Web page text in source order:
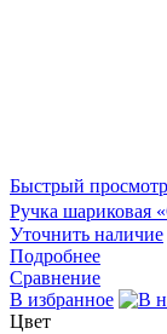
Быстрый просмотр
Ручка шариковая
Уточнить наличие
Подробнее
Сравнение
В избранное
Цвет